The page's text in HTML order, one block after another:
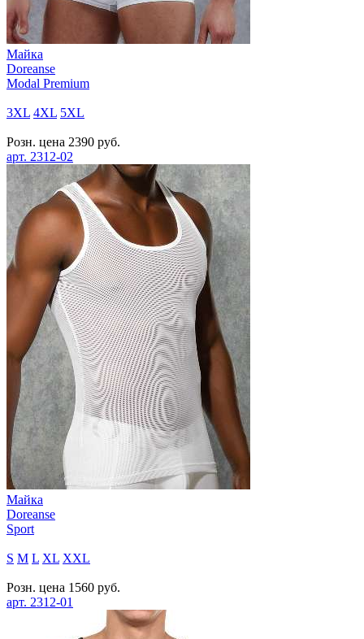
Майка
Doreanse
Modal Premium
3XL 4XL 5XL
Розн. цена 2390 руб.
арт. 2312-02
Майка
Doreanse
Sport
S M L XL XXL
Розн. цена 1560 руб.
арт. 2312-01